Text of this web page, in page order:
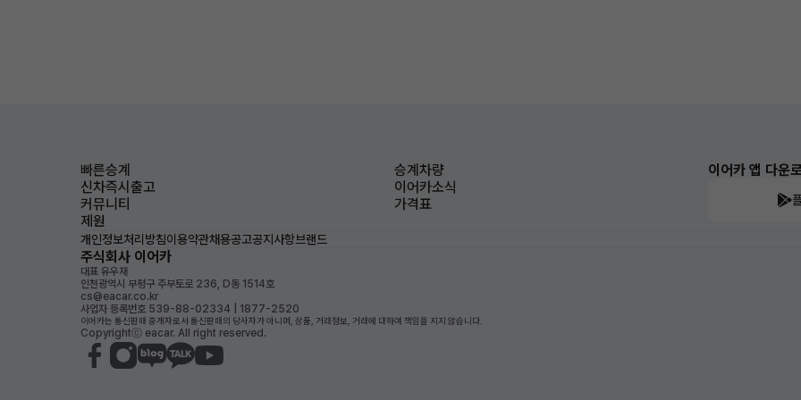
빠른승계
승계차량
신차즉시출고
이어카소식
커뮤니티
가격표
제원
이어카 앱 다운
개인정보처리방침이용약관채용공고공지사항브랜드
주식회사 이어카
대표 유우재
인천광역시 부평구 주부토로 236, D동 1514호
cs@eacar.co.kr
사업자 등록번호 539-88-02334 | 1877-2520
이어카는 통신판매 중개자로서 통신판매의 당사자가 아니며, 상품, 거래정보, 거래에 대하여 책임을 지지 않습니다.
Copyrightⓒ eacar. All right reserved.